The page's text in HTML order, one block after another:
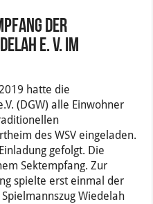
der
e. V. im
hatte die
(DGW) alle Einwohner
des WSV eingeladen.
gefolgt. Die
Sektempfang. Zur
spielte erst einmal der
Wiedelah